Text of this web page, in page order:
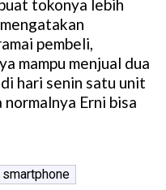
tokonya lebih
pembeli,
mampu menjual dua
hari senin satu unit
Erni bisa
smartphone